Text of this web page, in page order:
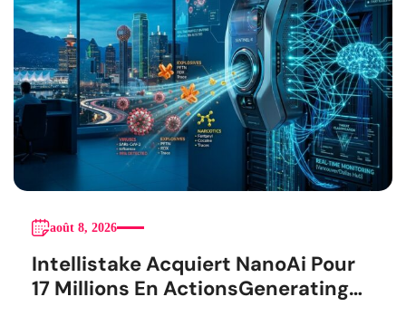
août 8, 2026
Intellistake Acquiert NanoAi Pour
17 Millions En ActionsGenerating